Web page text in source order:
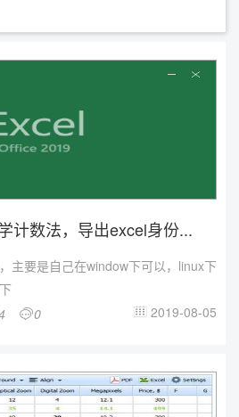
计数法，导出excel身份...
主要是自己在window下可以，linux下
0  2019-08-05